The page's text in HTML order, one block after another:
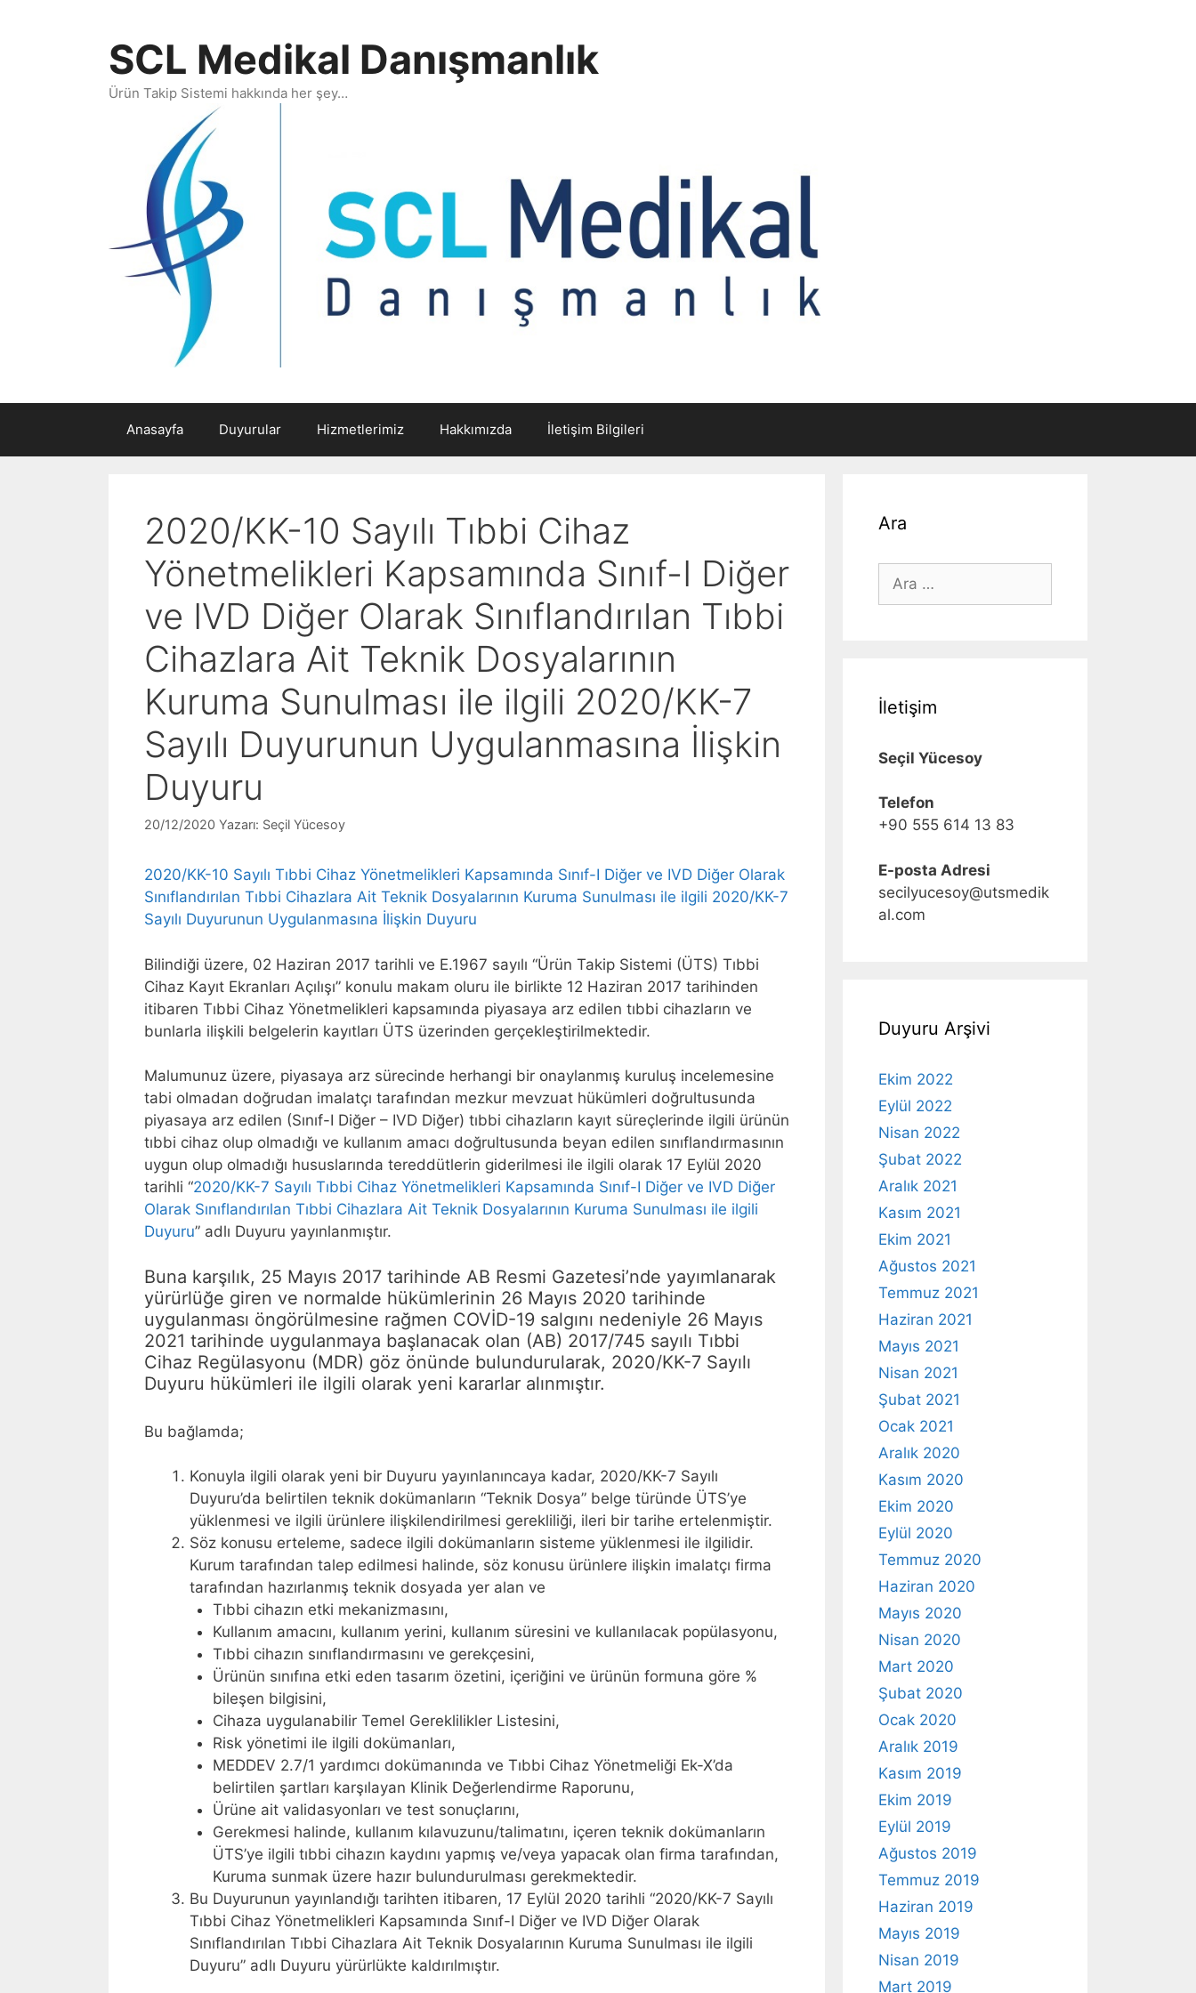
SCL Medikal Danışmanlık
Ürün Takip Sistemi hakkında her şey…
Anasayfa Duyurular Hizmetlerimiz Hakkımızda İletişim Bilgileri
2020/KK-10 Sayılı Tıbbi Cihaz
Yönetmelikleri Kapsamında Sınıf-I Diğer
ve IVD Diğer Olarak Sınıflandırılan Tıbbi
Cihazlara Ait Teknik Dosyalarının
Kuruma Sunulması ile ilgili 2020/KK-7
Sayılı Duyurunun Uygulanmasına İlişkin
Duyuru
20/12/2020 Yazarı: Seçil Yücesoy
2020/KK-10 Sayılı Tıbbi Cihaz Yönetmelikleri Kapsamında Sınıf-I Diğer ve IVD Diğer Olarak
Sınıflandırılan Tıbbi Cihazlara Ait Teknik Dosyalarının Kuruma Sunulması ile ilgili 2020/KK-7
Sayılı Duyurunun Uygulanmasına İlişkin Duyuru
Bilindiği üzere, 02 Haziran 2017 tarihli ve E.1967 sayılı “Ürün Takip Sistemi (ÜTS) Tıbbi
Cihaz Kayıt Ekranları Açılışı” konulu makam oluru ile birlikte 12 Haziran 2017 tarihinden
itibaren Tıbbi Cihaz Yönetmelikleri kapsamında piyasaya arz edilen tıbbi cihazların ve
bunlarla ilişkili belgelerin kayıtları ÜTS üzerinden gerçekleştirilmektedir.
Malumunuz üzere, piyasaya arz sürecinde herhangi bir onaylanmış kuruluş incelemesine
tabi olmadan doğrudan imalatçı tarafından mezkur mevzuat hükümleri doğrultusunda
piyasaya arz edilen (Sınıf-I Diğer – IVD Diğer) tıbbi cihazların kayıt süreçlerinde ilgili ürünün
tıbbi cihaz olup olmadığı ve kullanım amacı doğrultusunda beyan edilen sınıflandırmasının
uygun olup olmadığı hususlarında tereddütlerin giderilmesi ile ilgili olarak 17 Eylül 2020
tarihli “2020/KK-7 Sayılı Tıbbi Cihaz Yönetmelikleri Kapsamında Sınıf-I Diğer ve IVD Diğer
Olarak Sınıflandırılan Tıbbi Cihazlara Ait Teknik Dosyalarının Kuruma Sunulması ile ilgili
Duyuru” adlı Duyuru yayınlanmıştır.
Buna karşılık, 25 Mayıs 2017 tarihinde AB Resmi Gazetesi’nde yayımlanarak
yürürlüğe giren ve normalde hükümlerinin 26 Mayıs 2020 tarihinde
uygulanması öngörülmesine rağmen COVİD-19 salgını nedeniyle 26 Mayıs
2021 tarihinde uygulanmaya başlanacak olan (AB) 2017/745 sayılı Tıbbi
Cihaz Regülasyonu (MDR) göz önünde bulundurularak, 2020/KK-7 Sayılı
Duyuru hükümleri ile ilgili olarak yeni kararlar alınmıştır.
Bu bağlamda;
Konuyla ilgili olarak yeni bir Duyuru yayınlanıncaya kadar, 2020/KK-7 Sayılı
Duyuru’da belirtilen teknik dokümanların “Teknik Dosya” belge türünde ÜTS’ye
yüklenmesi ve ilgili ürünlere ilişkilendirilmesi gerekliliği, ileri bir tarihe ertelenmiştir.
Söz konusu erteleme, sadece ilgili dokümanların sisteme yüklenmesi ile ilgilidir.
Kurum tarafından talep edilmesi halinde, söz konusu ürünlere ilişkin imalatçı firma
tarafından hazırlanmış teknik dosyada yer alan ve
Tıbbi cihazın etki mekanizmasını,
Kullanım amacını, kullanım yerini, kullanım süresini ve kullanılacak popülasyonu,
Tıbbi cihazın sınıflandırmasını ve gerekçesini,
Ürünün sınıfına etki eden tasarım özetini, içeriğini ve ürünün formuna göre %
bileşen bilgisini,
Cihaza uygulanabilir Temel Gereklilikler Listesini,
Risk yönetimi ile ilgili dokümanları,
MEDDEV 2.7/1 yardımcı dokümanında ve Tıbbi Cihaz Yönetmeliği Ek-X’da
belirtilen şartları karşılayan Klinik Değerlendirme Raporunu,
Ürüne ait validasyonları ve test sonuçlarını,
Gerekmesi halinde, kullanım kılavuzunu/talimatını, içeren teknik dokümanların
ÜTS’ye ilgili tıbbi cihazın kaydını yapmış ve/veya yapacak olan firma tarafından,
Kuruma sunmak üzere hazır bulundurulması gerekmektedir.
Bu Duyurunun yayınlandığı tarihten itibaren, 17 Eylül 2020 tarihli “2020/KK-7 Sayılı
Tıbbi Cihaz Yönetmelikleri Kapsamında Sınıf-I Diğer ve IVD Diğer Olarak
Sınıflandırılan Tıbbi Cihazlara Ait Teknik Dosyalarının Kuruma Sunulması ile ilgili
Duyuru” adlı Duyuru yürürlükte kaldırılmıştır.
Ara
ara
İletişim
Seçil Yücesoy
Telefon
+90 555 614 13 83
E-posta Adresi
secilyucesoy@utsmedik
al.com
Duyuru Arşivi
Ekim 2022
Eylül 2022
Nisan 2022
Şubat 2022
Aralık 2021
Kasım 2021
Ekim 2021
Ağustos 2021
Temmuz 2021
Haziran 2021
Mayıs 2021
Nisan 2021
Şubat 2021
Ocak 2021
Aralık 2020
Kasım 2020
Ekim 2020
Eylül 2020
Temmuz 2020
Haziran 2020
Mayıs 2020
Nisan 2020
Mart 2020
Şubat 2020
Ocak 2020
Aralık 2019
Kasım 2019
Ekim 2019
Eylül 2019
Ağustos 2019
Temmuz 2019
Haziran 2019
Mayıs 2019
Nisan 2019
Mart 2019